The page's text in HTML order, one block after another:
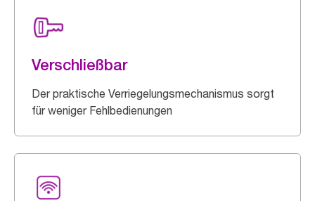
Verschließbar
Der praktische Verriegelungsmechanismus sorgt
für weniger Fehlbedienungen